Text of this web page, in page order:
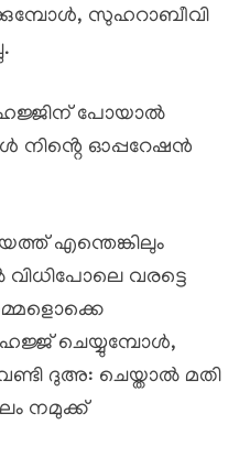
സുഹറാബീവി
പോയാൽ
നിൻ്റെ ഓപ്പറേഷൻ
എന്തെങ്കിലും
വിധിപോലെ വരട്ടെ
ഹജ്ജ് ചെയ്യുമ്പോൾ,
ദുഅ: ചെയ്താൽ മതി
നമുക്ക്